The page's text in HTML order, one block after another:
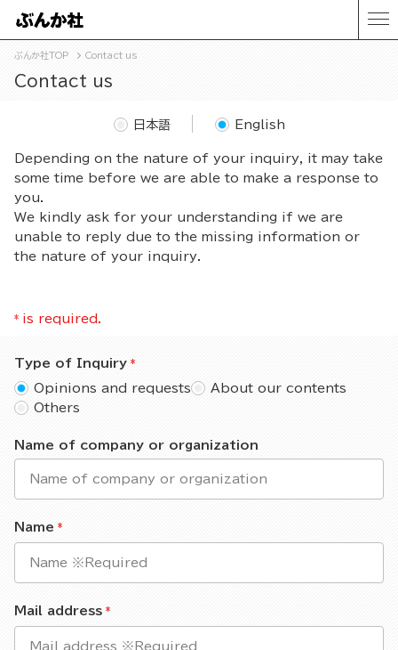
ぶんか社TOP Contact us
Contact us
Depending on the nature of your inquiry, it may take
some time before we are able to make a response to
you.
We kindly ask for your understanding if we are
unable to reply due to the missing information or
the nature of your inquiry.
日本語 English
* is required.
Type of Inquiry
Opinions and requests
About our contents
Others
Name of company or organization
Name
Mail address